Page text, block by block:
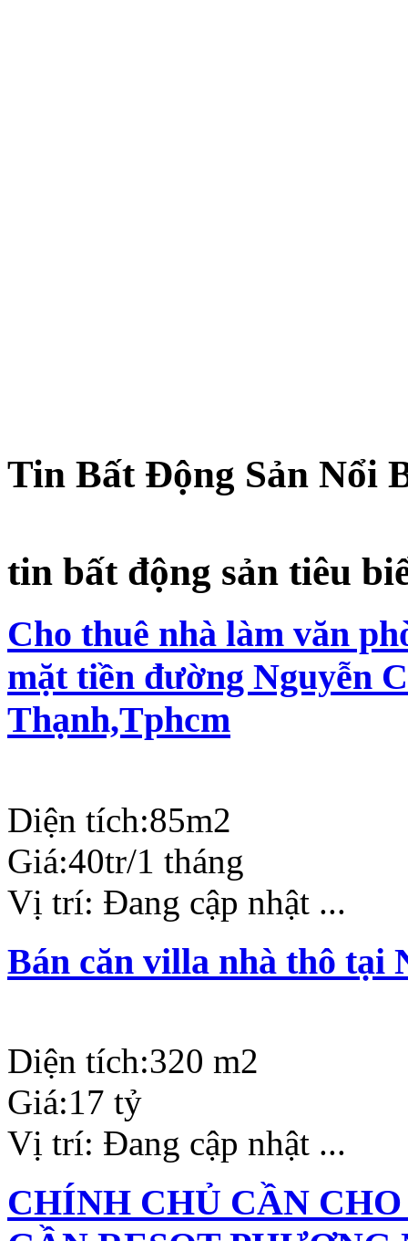
Tin Bất Động Sản Nổi
tin bất động sản tiêu
Cho thuê nhà làm văn
mặt tiền đường Nguyễn
Thạnh,Tphcm
Diện tích:85m2
Giá:40tr/1 tháng
Vị trí: Đang cập nhật ...
Bán căn villa nhà thô tại
Diện tích:320 m2
Giá:17 tỷ
Vị trí: Đang cập nhật ...
CHÍNH CHỦ CẦN